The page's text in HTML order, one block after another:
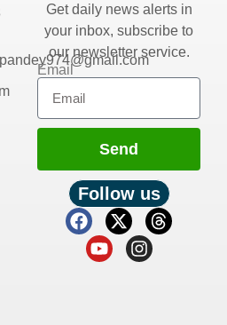
Get daily news alerts in
your inbox, subscribe to
our newsletter service.
Email
Send
Follow us